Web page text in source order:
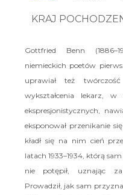
KRAJ
Gottfried Benn
niemieckich poetów
uprawiał też
wykształcenia lekarz,
ekspresjonistycznych,
eksponował przenikanie
kładł się na nim cień
latach 1933–1934, którą
nie potępił, uznając za
Prowadził, jak sam